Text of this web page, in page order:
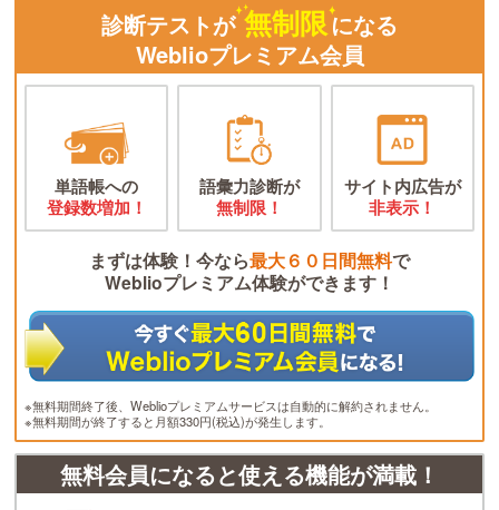
診断テストが 無制限になる
Weblioプレミアム会員
単語帳への
登録数増加！
語彙力診断が
無制限！
サイト内広告が
非表示！
まずは体験！今なら最大６０日間無料で
Weblioプレミアム体験ができます！
※無料期間終了後、Weblioプレミアムサービスは自動的に解約されません。
※無料期間が終了すると月額330円(税込)が発生します。
無料会員になると使える機能が満載！